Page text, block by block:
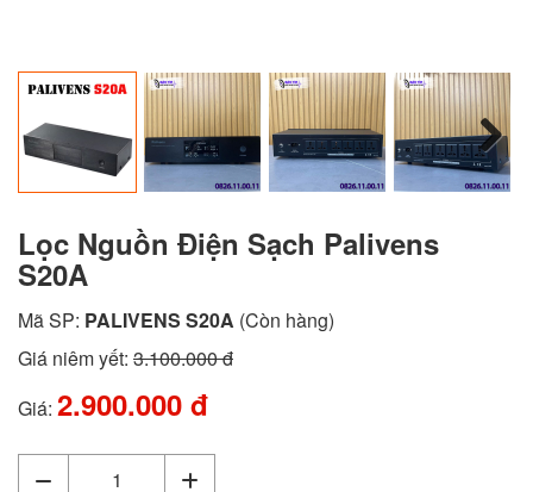
Next
Lọc Nguồn Điện Sạch Palivens
S20A
Mã SP: PALIVENS S20A (Còn hàng)
Giá niêm yết: 3.100.000 đ
Giá: 2.900.000 đ